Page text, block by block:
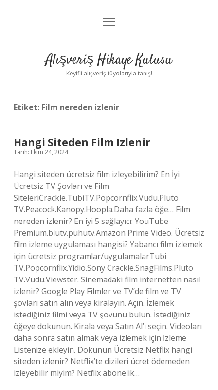
Anasayfa
Yasal Uyarı
menüyü
Alışveriş Hikaye Kutusu
Keyifli alışveriş tüyolarıyla tanış!
Etiket: Film nereden izlenir
Hangi Siteden Film Izlenir
Tarih: Ekim 24, 2024
Hangi siteden ücretsiz film izleyebilirim? En İyi
Ücretsiz TV Şovları ve Film
SiteleriCrackle.TubiTV.Popcornflix.Vudu.Pluto
TV.Peacock.Kanopy.Hoopla.Daha fazla öğe… Film
nereden izlenir? En iyi 5 sağlayıcı: YouTube
Premium.blutv.puhutv.Amazon Prime Video. Ücretsiz
film izleme uygulaması hangisi? Yabancı film izlemek
için ücretsiz programlar/uygulamalarTubi
TV.Popcornflix.Yidio.Sony Crackle.SnagFilms.Pluto
TV.Vudu.Viewster. Sinemadaki film internetten nasıl
izlenir? Google Play Filmler ve TV’de film ve TV
şovları satın alın veya kiralayın. Açın. İzlemek
istediğiniz filmi veya TV şovunu bulun. İstediğiniz
öğeye dokunun. Kirala veya Satın Al’ı seçin. Videoları
daha sonra satın almak veya izlemek için İzleme
Listenize ekleyin. Dokunun Ücretsiz Netflix hangi
siteden izlenir? Netflix’te dizileri ücret ödemeden
izleyebilir miyim? Netflix abonelik…